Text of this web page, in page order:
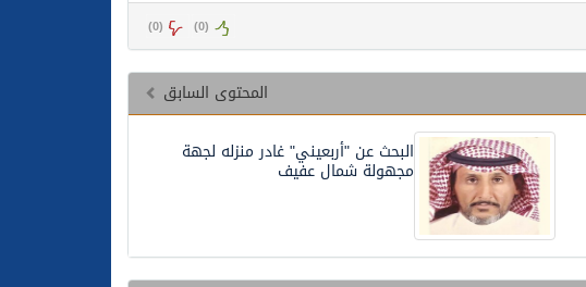
(
0
) (
0
)
المحتوى السابق
البحث عن "أربعيني" غادر منزله لجهة
مجهولة شمال عفيف